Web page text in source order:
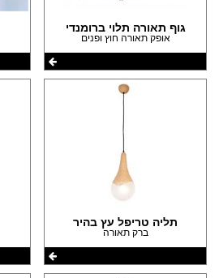
גוף תאורה תלוי ברומנדי
אופק תאורה חוץ ופנים
תליה טריפל עץ בהיר
ברק תאורה